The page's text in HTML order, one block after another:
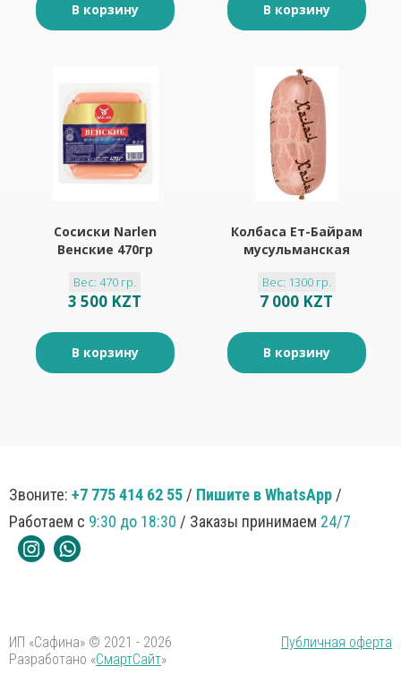
В корзину В корзину
Сосиски Narlen
Венские 470гр
Вес: 470 гр.
3 500 KZT
В корзину
Колбаса Ет-Байрам
мусульманская
Вес: 1300 гр.
7 000 KZT
В корзину
Звоните: +7 775 414 62 55 / Пишите в WhatsApp /
Работаем с 9:30 до 18:30 / Заказы принимаем 24/7
ИП «Сафина» © 2021 - 2026
Публичная оферта
Разработано «СмартСайт»